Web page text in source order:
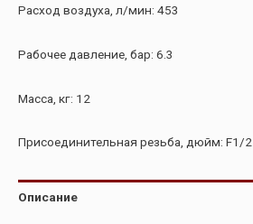
Расход воздуха, л/мин: 453
Рабочее давление, бар: 6.3
Масса, кг: 12
Присоединительная резьба, дюйм: F1/2
Описание